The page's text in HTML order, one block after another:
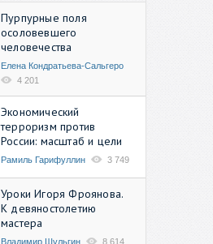
Пурпурные поля
осоловевшего
человечества
Елена Кондратьева-Сальгеро
4 201
Экономический
терроризм против
России: масштаб и цели
Рамиль Гарифуллин 3 749
Уроки Игоря Фроянова.
К девяностолетию
мастера
Владимир Шульгин 8 614